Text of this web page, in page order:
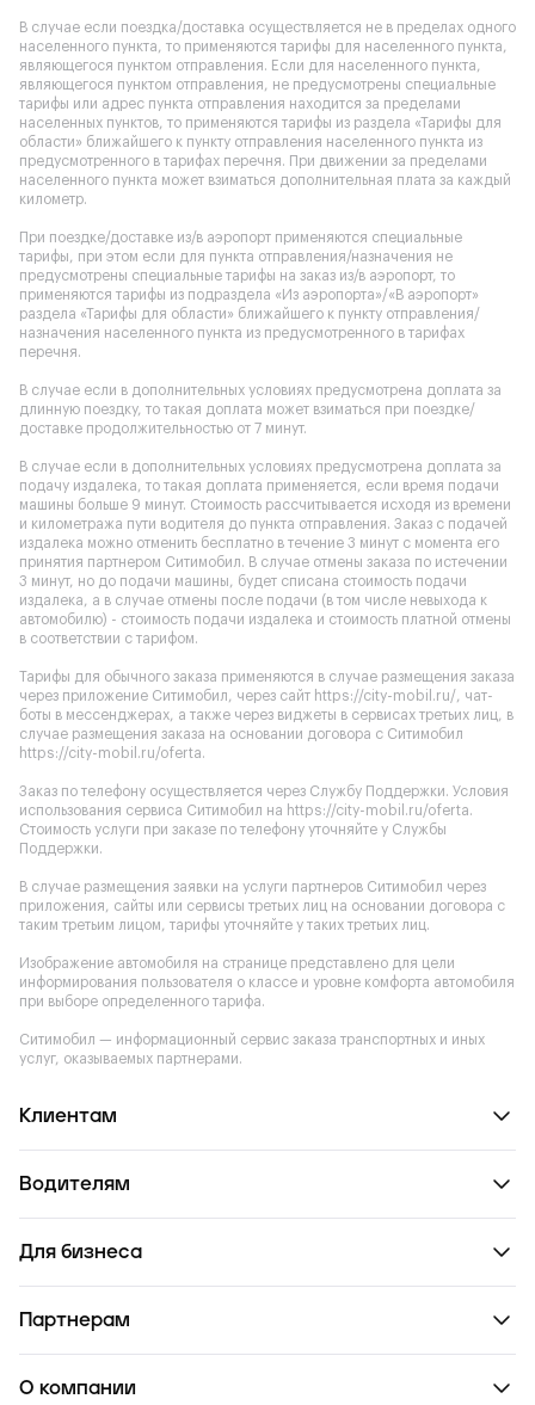
В случае если поездка/доставка осуществляется не в пределах одного
населенного пункта, то применяются тарифы для населенного пункта,
являющегося пунктом отправления. Если для населенного пункта,
являющегося пунктом отправления, не предусмотрены специальные
тарифы или адрес пункта отправления находится за пределами
населенных пунктов, то применяются тарифы из раздела «Тарифы для
области» ближайшего к пункту отправления населенного пункта из
предусмотренного в тарифах перечня. При движении за пределами
населенного пункта может взиматься дополнительная плата за каждый
километр.
При поездке/доставке из/в аэропорт применяются специальные
тарифы, при этом если для пункта отправления/назначения не
предусмотрены специальные тарифы на заказ из/в аэропорт, то
применяются тарифы из подраздела «Из аэропорта»/«В аэропорт»
раздела «Тарифы для области» ближайшего к пункту отправления/
назначения населенного пункта из предусмотренного в тарифах
перечня.
В случае если в дополнительных условиях предусмотрена доплата за
длинную поездку, то такая доплата может взиматься при поездке/
доставке продолжительностью от 7 минут.
В случае если в дополнительных условиях предусмотрена доплата за
подачу издалека, то такая доплата применяется, если время подачи
машины больше 9 минут. Стоимость рассчитывается исходя из времени
и километража пути водителя до пункта отправления. Заказ с подачей
издалека можно отменить бесплатно в течение 3 минут с момента его
принятия партнером Ситимобил. В случае отмены заказа по истечении
3 минут, но до подачи машины, будет списана стоимость подачи
издалека, а в случае отмены после подачи (в том числе невыхода к
автомобилю) - стоимость подачи издалека и стоимость платной отмены
в соответствии с тарифом.
Тарифы для обычного заказа применяются в случае размещения заказа
через приложение Ситимобил, через сайт https://city-mobil.ru/ , чат-
боты в мессенджерах, а также через виджеты в сервисах третьих лиц, в
случае размещения заказа на основании договора с Ситимобил
https://city-mobil.ru/oferta.
Заказ по телефону осуществляется через Службу Поддержки. Условия
использования сервиса Ситимобил на https://city-mobil.ru/oferta.
Стоимость услуги при заказе по телефону уточняйте у Службы
Поддержки.
В случае размещения заявки на услуги партнеров Ситимобил через
приложения, сайты или сервисы третьих лиц на основании договора с
таким третьим лицом, тарифы уточняйте у таких третьих лиц.
Изображение автомобиля на странице представлено для цели
информирования пользователя о классе и уровне комфорта автомобиля
при выборе определенного тарифа.
Ситимобил — информационный сервис заказа транспортных и иных
услуг, оказываемых партнерами.
Клиентам
Водителям
Для бизнеса
Партнерам
О компании